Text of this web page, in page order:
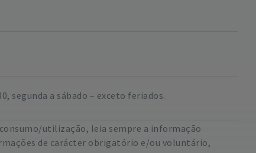
segunda a sábado – exceto feriados.
utilização, leia sempre a informação
de carácter obrigatório e/ou voluntário,